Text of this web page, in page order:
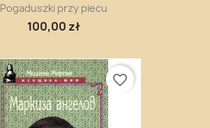
Pogaduszki przy piecu
100,00 zł
favorite_border